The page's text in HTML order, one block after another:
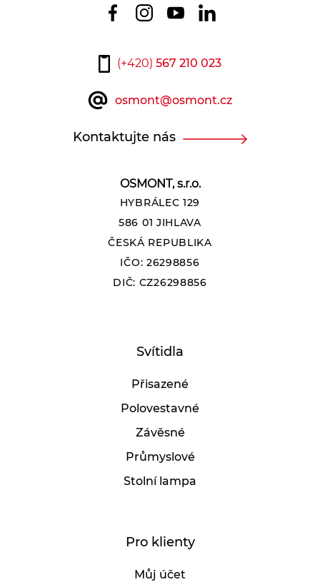
OSMONT, s.r.o.
HYBRÁLEC 129
586 01 JIHLAVA
ČESKÁ REPUBLIKA
IČO: 26298856
DIČ: CZ26298856
Svítidla
Přisazené
Polovestavné
Závěsné
Průmyslové
Stolní lampa
Pro klienty
Můj účet
(+420) 567 210 023
osmont@osmont.cz
Kontaktujte nás